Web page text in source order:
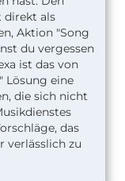
direkt als
Aktion "Song
du vergessen
ist das von
Lösung eine
die sich nicht
das
verlässlich zu